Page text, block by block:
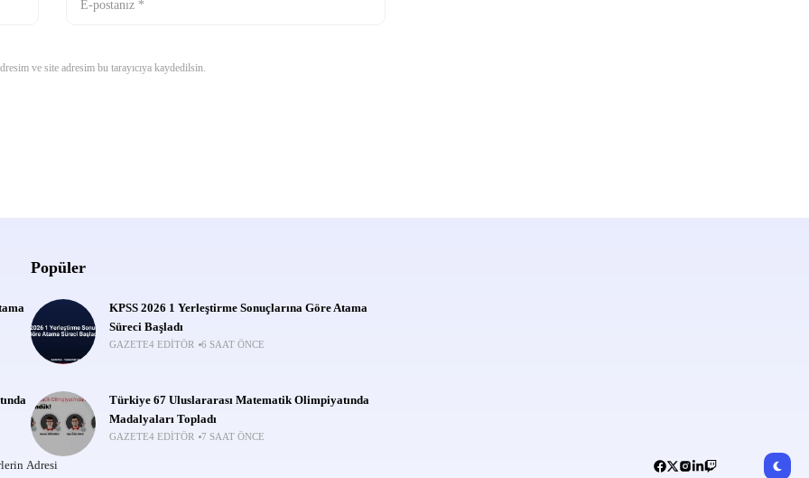
ve site adresim bu tarayıcıya kaydedilsin.
Popüler
KPSS 2026 1 Yerleştirme Sonuçlarına Göre Atama
Süreci Başladı
GAZETE4 EDITÖR 6 SAAT ÖNCE
Türkiye 67 Uluslararası Matematik Olimpiyatında
Madalyaları Topladı
GAZETE4 EDITÖR 7 SAAT ÖNCE
Adresi